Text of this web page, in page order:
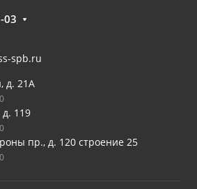
03
spb.ru
д. 21А
119
пр., д. 120 строение 25